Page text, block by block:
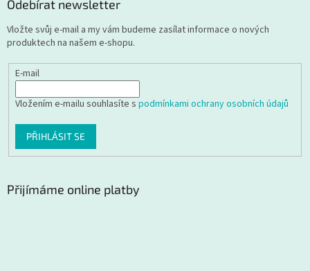
Odebírat newsletter
Vložte svůj e-mail a my vám budeme zasílat informace o nových
produktech na našem e-shopu.
E-mail
Vložením e-mailu souhlasíte s podmínkami ochrany osobních údajů
PŘIHLÁSIT SE
Přijímáme online platby